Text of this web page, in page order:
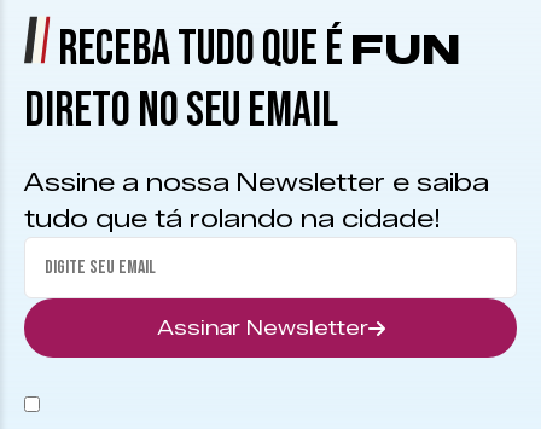
RECEBA TUDO QUE É FUN
DIRETO NO SEU EMAIL
Assine a nossa Newsletter e saiba
tudo que tá rolando na cidade!
Assinar Newsletter